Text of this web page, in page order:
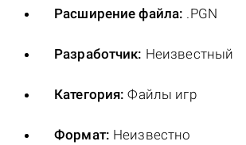
Расширение файла: .PGN
Разработчик: Неизвестный
Категория: Файлы игр
Формат: Неизвестно